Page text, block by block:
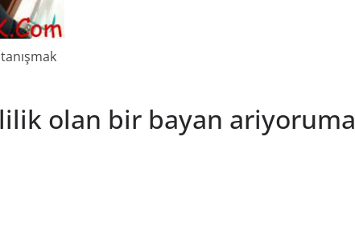
olan bir bayan ariyoruma